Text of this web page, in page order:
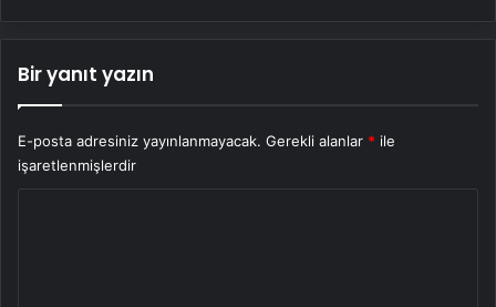
Bir yanıt yazın
E-posta adresiniz yayınlanmayacak. Gerekli alanlar * ile
işaretlenmişlerdir